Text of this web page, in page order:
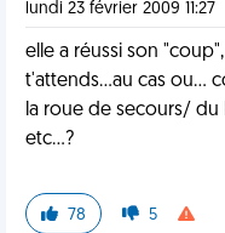
lundi 23 février 2009 11:27
elle a réussi son
t'attends...au cas ou...
la roue de secours/
etc...?
78 5